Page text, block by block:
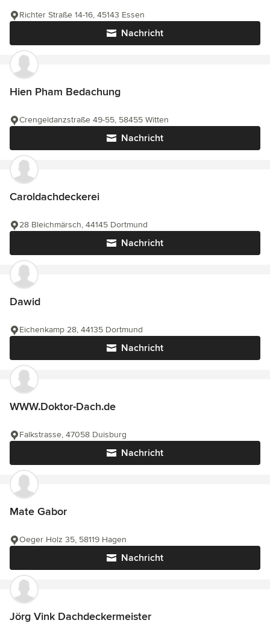
Nachricht
Richter Straße 14-16, 45143 Essen
Hien Pham Bedachung
Nachricht
Crengeldanzstraße 49-55, 58455 Witten
Caroldachdeckerei
Nachricht
28 Bleichmärsch, 44145 Dortmund
Dawid
Nachricht
Eichenkamp 28, 44135 Dortmund
WWW.Doktor-Dach.de
Nachricht
Falkstrasse, 47058 Duisburg
Mate Gabor
Nachricht
Oeger Holz 35, 58119 Hagen
Jörg Vink Dachdeckermeister